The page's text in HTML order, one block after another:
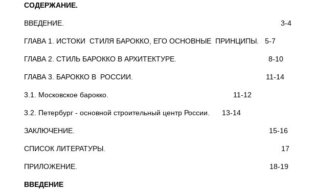
СОДЕРЖАНИЕ.
ВВЕДЕНИЕ. 3-4
ГЛАВА 1. ИСТОКИ СТИЛЯ БАРОККО, ЕГО ОСНОВНЫЕ ПРИНЦИПЫ. 5-7
ГЛАВА 2. СТИЛЬ БАРОККО В АРХИТЕКТУРЕ. 8-10
ГЛАВА 3. БАРОККО В РОССИИ. 11-14
3.1. Московское барокко. 11-12
3.2. Петербург - основной строительный центр России. 13-14
ЗАКЛЮЧЕНИЕ. 15-16
СПИСОК ЛИТЕРАТУРЫ. 17
ПРИЛОЖЕНИЕ. 18-19
ВВЕДЕНИЕ